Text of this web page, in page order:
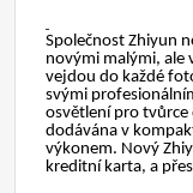
Společnost Zhiyun
novými malými, ale
vejdou do každé
svými
osvětlení pro tvůrce
dodávána v
výkonem. Nový
kreditní karta, a